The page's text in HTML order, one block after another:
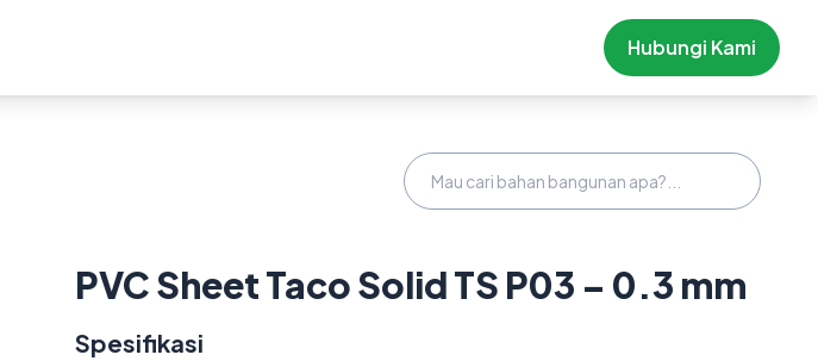
Hubungi Kami
PVC Sheet Taco Solid TS P03 – 0.3 mm
Spesifikasi